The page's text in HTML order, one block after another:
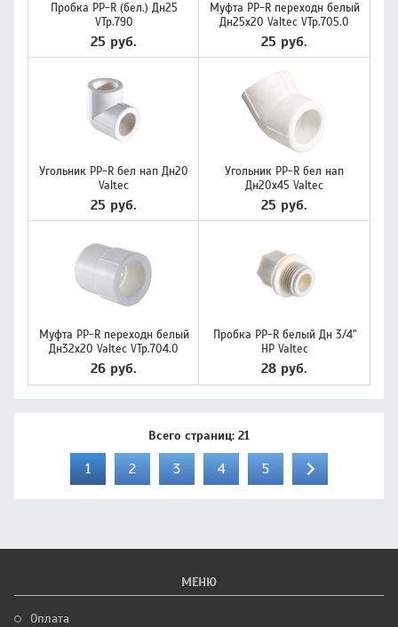
Пробка PP-R (бел.) Дн25
VTp.790
25 руб.
Муфта PP-R переходн белый
Дн25х20 Valtec VTp.705.0
25 руб.
Угольник PP-R бел нап Дн20
Valtec
25 руб.
Угольник PP-R бел нап
Дн20х45 Valtec
25 руб.
Муфта PP-R переходн белый
Дн32х20 Valtec VTp.704.0
26 руб.
Пробка PP-R белый Дн 3/4"
НР Valtec
28 руб.
Всего страниц: 21
1 2 3 4 5
МЕНЮ
Оплата